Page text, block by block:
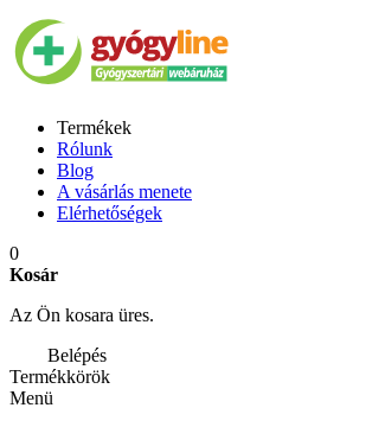
Termékek
Rólunk
Blog
A vásárlás menete
Elérhetőségek
0
Kosár
Az Ön kosara üres.
Belépés
Termékkörök
Menü